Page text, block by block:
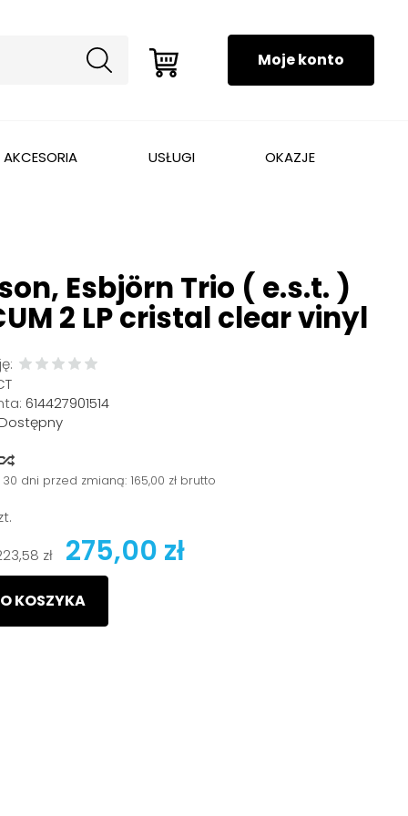
AKCESORIA USŁUGI OKAZJE
Esbjörn Trio ( e.s.t. )
2 LP cristal clear vinyl
614427901514
30 dni przed zmianą:165,00 zł brutto
zł 275,00 zł
KOSZYKA